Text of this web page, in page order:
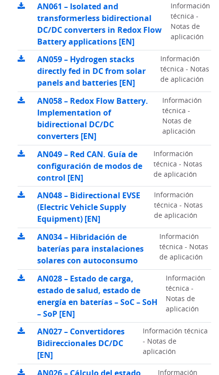
AN061 – Isolated and
transformerless bidirectional
DC/DC converters in Redox Flow
Battery applications [EN]
Información
técnica -
Notas de
aplicación
AN059 – Hydrogen stacks
directly fed in DC from solar
panels and batteries [EN]
Información
técnica - Notas
de aplicación
AN058 – Redox Flow Battery.
Implementation of
bidirectional DC/DC
converters [EN]
Información
técnica -
Notas de
aplicación
AN049 – Red CAN. Guía de
configuración de modos de
control [EN]
Información
técnica - Notas
de aplicación
AN048 – Bidirectional EVSE
(Electric Vehicle Supply
Equipment) [EN]
Información
técnica - Notas
de aplicación
AN034 – Hibridación de
baterías para instalaciones
solares con autoconsumo
Información
técnica - Notas
de aplicación
AN028 – Estado de carga,
estado de salud, estado de
energía en baterías – SoC – SoH
– SoP [EN]
Información
técnica -
Notas de
aplicación
AN027 – Convertidores
Bidireccionales DC/DC
[EN]
Información técnica
- Notas de
aplicación
Información